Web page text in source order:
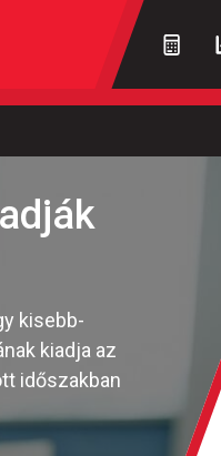
kisebb-
kiadja az
időszakban